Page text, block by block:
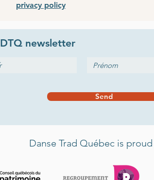
privacy policy
DTQ newsletter
Send
Danse Trad Québec is